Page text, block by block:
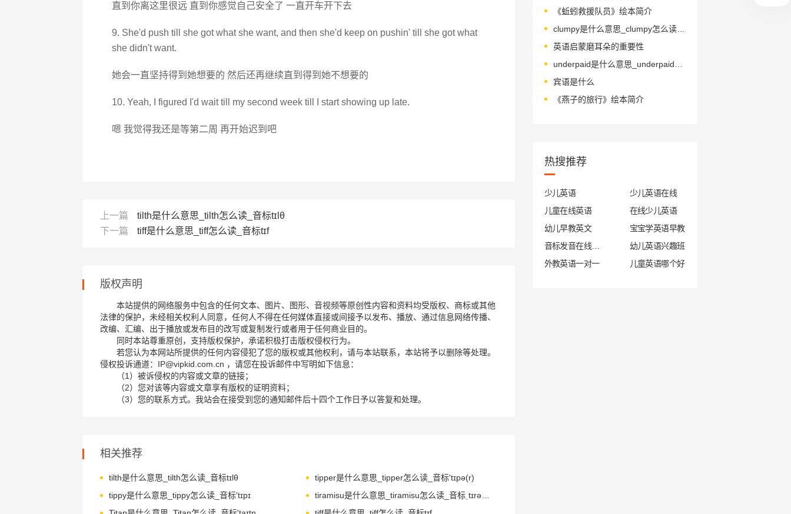
直到你离这里很远 直到你感觉自己安全了 一直开车开下去
9. She'd push till she got what she want, and then she'd keep on pushin' till she got what
she didn't want.
她会一直坚持得到她想要的 然后还再继续直到得到她不想要的
10. Yeah, I figured I'd wait till my second week till I start showing up late.
嗯 我觉得我还是等第二周 再开始迟到吧
上一篇
tilth是什么意思_tilth怎么读_音标tɪlθ
下一篇
tiff是什么意思_tiff怎么读_音标tɪf
版权声明
本站提供的网络服务中包含的任何文本、图片、图形、音视频等原创性内容和资料均受版权、商标或其他
法律的保护，未经相关权利人同意，任何人不得在任何媒体直接或间接予以发布、播放、通过信息网络传播、
改编、汇编、出于播放或发布目的改写或复制发行或者用于任何商业目的。
同时本站尊重原创，支持版权保护，承诺积极打击版权侵权行为。
若您认为本网站所提供的任何内容侵犯了您的版权或其他权利，请与本站联系，本站将予以删除等处理。
侵权投诉通道：IP@vipkid.com.cn ，请您在投诉邮件中写明如下信息：
（1）被诉侵权的内容或文章的链接；
（2）您对该等内容或文章享有版权的证明资料；
（3）您的联系方式。我站会在接受到您的通知邮件后十四个工作日予以答复和处理。
相关推荐
tilth是什么意思_tilth怎么读_音标tɪlθ
tipper是什么意思_tipper怎么读_音标'tɪpə(r)
tippy是什么意思_tippy怎么读_音标'tɪpɪ
tiramisu是什么意思_tiramisu怎么读_音标ˌtɪrəmɪ'sʊ
《蚯蚓救援队员》绘本简介
clumpy是什么意思_clumpy怎么读_音标klʌmpɪ
英语启蒙磨耳朵的重要性
宾语是什么
《燕子的旅行》绘本简介
热搜推荐
少儿英语
少儿英语在线
儿童在线英语
在线少儿英语
幼儿早教英文
宝宝学英语早教
幼儿英语兴趣班
外教英语一对一
儿童英语哪个好